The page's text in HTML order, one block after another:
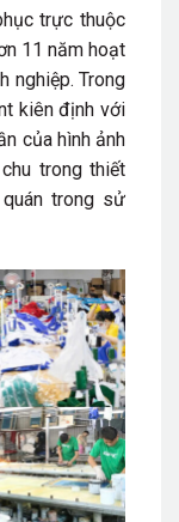
trực thuộc
11 năm hoạt
nghiệp. Trong
kiên định với
của hình ảnh
trong thiết
trong sử